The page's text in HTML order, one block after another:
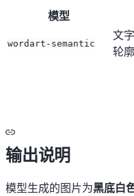
模型
wordart-semantic
文
轮
输出说明
模型生成的图片为黑底白